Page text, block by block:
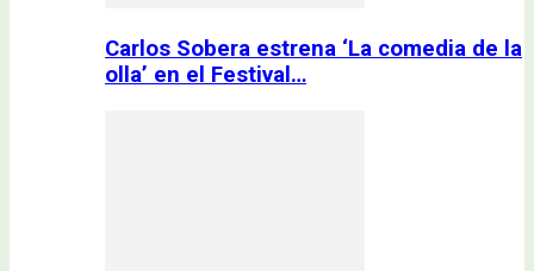
Carlos Sobera estrena ‘La comedia de la
olla’ en el Festival…